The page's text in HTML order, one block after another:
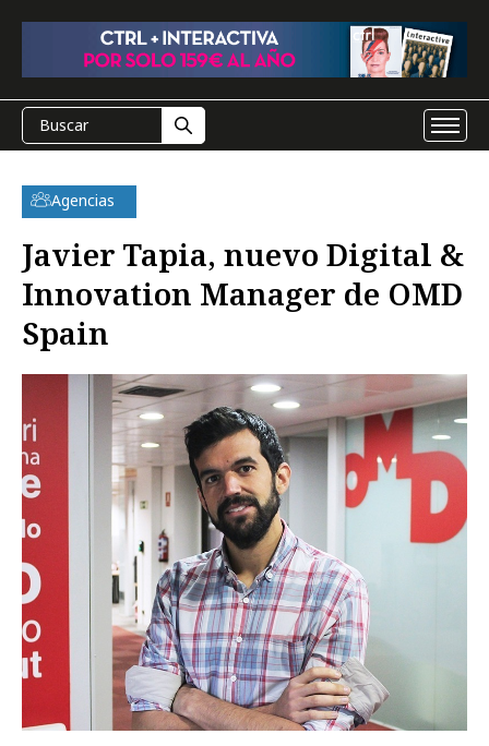
Agencias
Javier Tapia, nuevo Digital &
Innovation Manager de OMD
Spain